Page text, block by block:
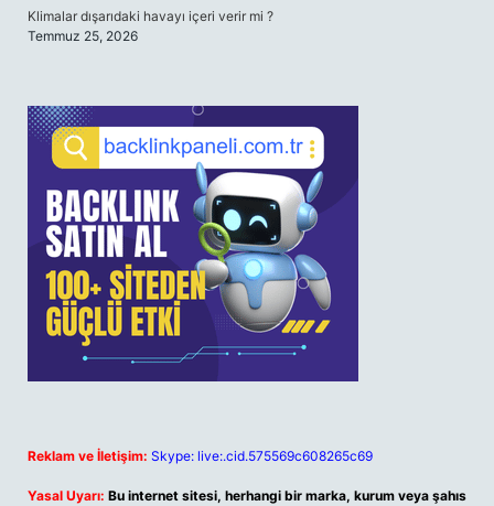
Klimalar dışarıdaki havayı içeri verir mi ?
Temmuz 25, 2026
Reklam ve İletişim: Skype: live:.cid.575569c608265c69
Yasal Uyarı: Bu internet sitesi, herhangi bir marka, kurum veya şahıs